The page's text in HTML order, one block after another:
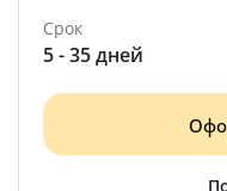
Срок
5 - 35 дней